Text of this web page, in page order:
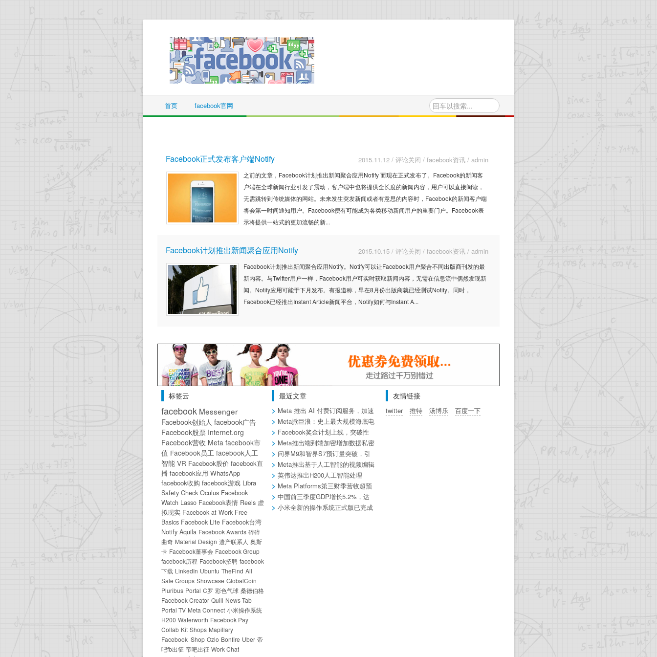
首页 facebook官网
Facebook正式发布客户端Notify 2015.11.12 / 评论关闭 / facebook资讯 / admin
之前的文章，Facebook计划推出新闻聚合应用Notify 而现在正式发布了。Facebook的新闻客
户端在全球新闻行业引发了震动，客户端中也将提供全长度的新闻内容，用户可以直接阅读，
无需跳转到传统媒体的网站。未来发生突发新闻或者有意思的内容时，Facebook的新闻客户端
将会第一时间通知用户。Facebook便有可能成为各类移动新闻用户的重要门户。Facebook表
示将提供一站式的更加流畅的新...
Facebook计划推出新闻聚合应用Notify 2015.10.15 / 评论关闭 / facebook资讯 / admin
Facebook计划推出新闻聚合应用Notify。Notify可以让Facebook用户聚合不同出版商刊发的最
新内容。与Twitter用户一样，Facebook用户可实时获取新闻内容，无需在信息流中偶然发现新
闻。Notify应用可能于下月发布。有报道称，早在8月份出版商就已经测试Notify。同时，
Facebook已经推出Instant Article新闻平台，Notify如何与Instant A...
标签云
facebook Messenger
Facebook创始人 facebook广告
Facebook股票 Internet.org
Facebook营收 Meta facebook市
值 Facebook员工 facebook人工
智能 VR Facebook股价 facebook直
播 facebook应用 WhatsApp
facebook收购 facebook游戏 Libra
Safety Check Oculus Facebook
Watch Lasso Facebook表情 Reels 虚
拟现实 Facebook at Work Free
Basics Facebook Lite Facebook台湾
Notify Aquila Facebook Awards 碎碎
曲奇 Material Design 遗产联系人 奥斯
卡 Facebook董事会 Facebook Group
facebook历程 Facebook招聘 facebook
下载 LinkedIn Ubuntu TheFind All
Sale Groups Showcase GlobalCoin
Pluribus Portal C罗 彩色气球 桑德伯格
Facebook Creator Quill News Tab
Portal TV Meta Connect 小米操作系统
H200 Waterworth Facebook Pay
Collab Kit Shops Mapillary
Facebook Shop Ozlo Bonfire Uber 帝
吧fb出征 帝吧出征 Work Chat
最近文章
Meta 推出 AI 付费订阅服务，加速
商业化布局
Meta掀巨浪：史上最大规模海底电
缆项目震撼启动
Facebook奖金计划上线，突破性
奖励引关注
Meta推出端到端加密增加数据私密
性和安全性。
问界M9和智界S7预订量突破，引
领市场热潮！
Meta推出基于人工智能的视频编辑
新功能
英伟达推出H200人工智能处理
器，巩固其霸主地位
Meta Platforms第三财季营收超预
期中国前三季度GDP增长5.2%，达
到913027亿元
小米全新的操作系统正式版已完成
友情链接
twitter
推特 汤博乐 百度一下